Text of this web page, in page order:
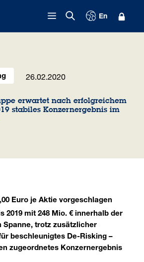
En
26.02.2020
erwartet nach erfolgreichem
stabiles Konzernergebnis im
Euro je Aktie vorgeschlagen
2019 mit 248 Mio. € innerhalb der
Spanne, trotz zusätzlicher
beschleunigtes De-Risking –
zugeordnetes Konzernergebnis